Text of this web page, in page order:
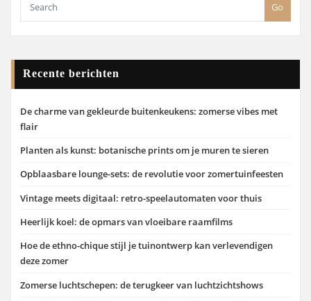
Go
Recente berichten
De charme van gekleurde buitenkeukens: zomerse vibes met
flair
Planten als kunst: botanische prints om je muren te sieren
Opblaasbare lounge-sets: de revolutie voor zomertuinfeesten
Vintage meets digitaal: retro-speelautomaten voor thuis
Heerlijk koel: de opmars van vloeibare raamfilms
Hoe de ethno-chique stijl je tuinontwerp kan verlevendigen
deze zomer
Zomerse luchtschepen: de terugkeer van luchtzichtshows